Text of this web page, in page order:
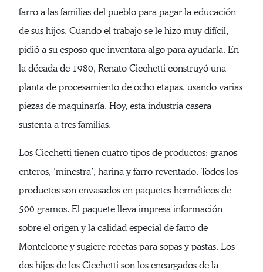
farro a las familias del pueblo para pagar la educación
de sus hijos. Cuando el trabajo se le hizo muy difícil,
pidió a su esposo que inventara algo para ayudarla. En
la década de 1980, Renato Cicchetti construyó una
planta de procesamiento de ocho etapas, usando varias
piezas de maquinaría. Hoy, esta industria casera
sustenta a tres familias.
Los Cicchetti tienen cuatro tipos de productos: granos
enteros, ‘minestra’, harina y farro reventado. Todos los
productos son envasados en paquetes herméticos de
500 gramos. El paquete lleva impresa información
sobre el origen y la calidad especial de farro de
Monteleone y sugiere recetas para sopas y pastas. Los
dos hijos de los Cicchetti son los encargados de la